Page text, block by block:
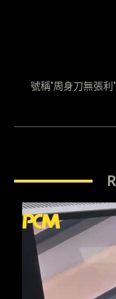
號稱"周身刀無張